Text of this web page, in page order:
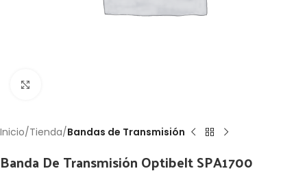
Inicio Tienda Bandas de Transmisión
Banda De Transmisión Optibelt SPA1700